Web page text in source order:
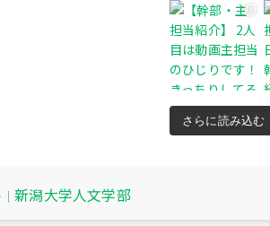
さらに読み込む
｜新潟大学人文学部